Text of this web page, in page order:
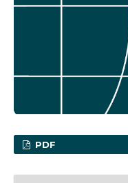
PDF